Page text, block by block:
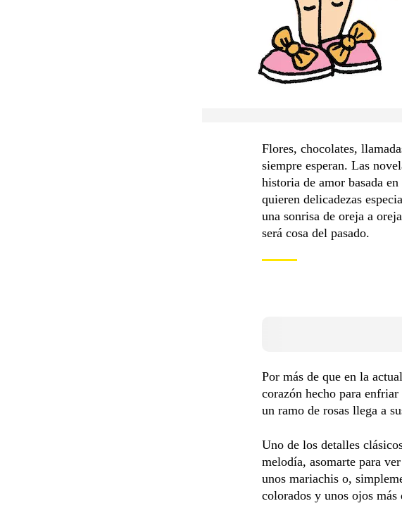
Flores, chocolates,
siempre esperan. Las
historia de amor basada
quieren delicadezas
una sonrisa de oreja a
será cosa del pasado.
Por más de que en la
corazón hecho para
un ramo de rosas llega a
Uno de los detalles
melodía, asomarte para
unos mariachis o,
colorados y unos ojos más